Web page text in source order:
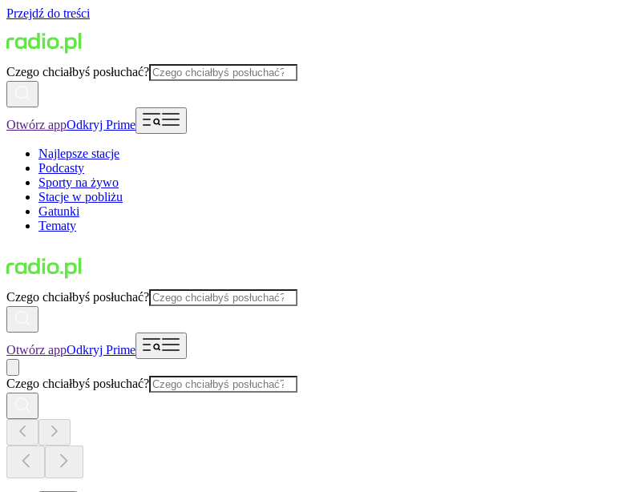
Przejdź do treści
Czego chciałbyś posłuchać?
Otwórz appOdkryj Prime
Najlepsze stacje
Podcasty
Sporty na żywo
Stacje w pobliżu
Gatunki
Tematy
Czego chciałbyś posłuchać?
Otwórz appOdkryj Prime
Czego chciałbyś posłuchać?